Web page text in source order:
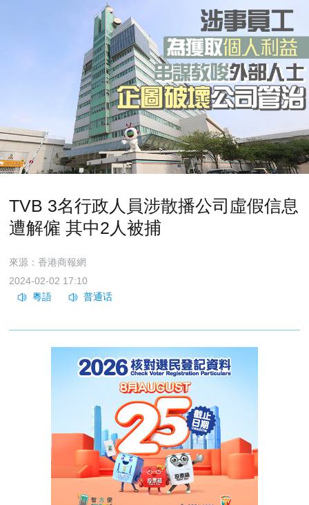
TVB 3名行政人員涉散播公司虛假信息
遭解僱 其中2人被捕
來源：香港商報網
2024-02-02 17:10